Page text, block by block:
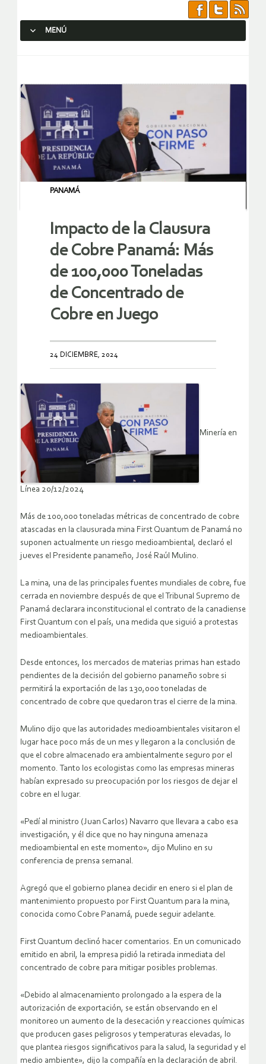
MENÚ
PANAMÁ
Impacto de la Clausura
de Cobre Panamá: Más
de 100,000 Toneladas
de Concentrado de
Cobre en Juego
24 DICIEMBRE, 2024
Minería en
Línea 20/12/2024
Más de 100,000 toneladas métricas de concentrado de cobre
atascadas en la clausurada mina First Quantum de Panamá no
suponen actualmente un riesgo medioambiental, declaró el
jueves el Presidente panameño, José Raúl Mulino.
La mina, una de las principales fuentes mundiales de cobre, fue
cerrada en noviembre después de que el Tribunal Supremo de
Panamá declarara inconstitucional el contrato de la canadiense
First Quantum con el país, una medida que siguió a protestas
medioambientales.
Desde entonces, los mercados de materias primas han estado
pendientes de la decisión del gobierno panameño sobre si
permitirá la exportación de las 130,000 toneladas de
concentrado de cobre que quedaron tras el cierre de la mina.
Mulino dijo que las autoridades medioambientales visitaron el
lugar hace poco más de un mes y llegaron a la conclusión de
que el cobre almacenado era ambientalmente seguro por el
momento. Tanto los ecologistas como las empresas mineras
habían expresado su preocupación por los riesgos de dejar el
cobre en el lugar.
«Pedí al ministro (Juan Carlos) Navarro que llevara a cabo esa
investigación, y él dice que no hay ninguna amenaza
medioambiental en este momento», dijo Mulino en su
conferencia de prensa semanal.
Agregó que el gobierno planea decidir en enero si el plan de
mantenimiento propuesto por First Quantum para la mina,
conocida como Cobre Panamá, puede seguir adelante.
First Quantum declinó hacer comentarios. En un comunicado
emitido en abril, la empresa pidió la retirada inmediata del
concentrado de cobre para mitigar posibles problemas.
«Debido al almacenamiento prolongado a la espera de la
autorización de exportación, se están observando en el
monitoreo un aumento de la desecación y reacciones químicas
que producen gases peligrosos y temperaturas elevadas, lo
que plantea riesgos significativos para la salud, la seguridad y el
medio ambiente», dijo la compañía en la declaración de abril.